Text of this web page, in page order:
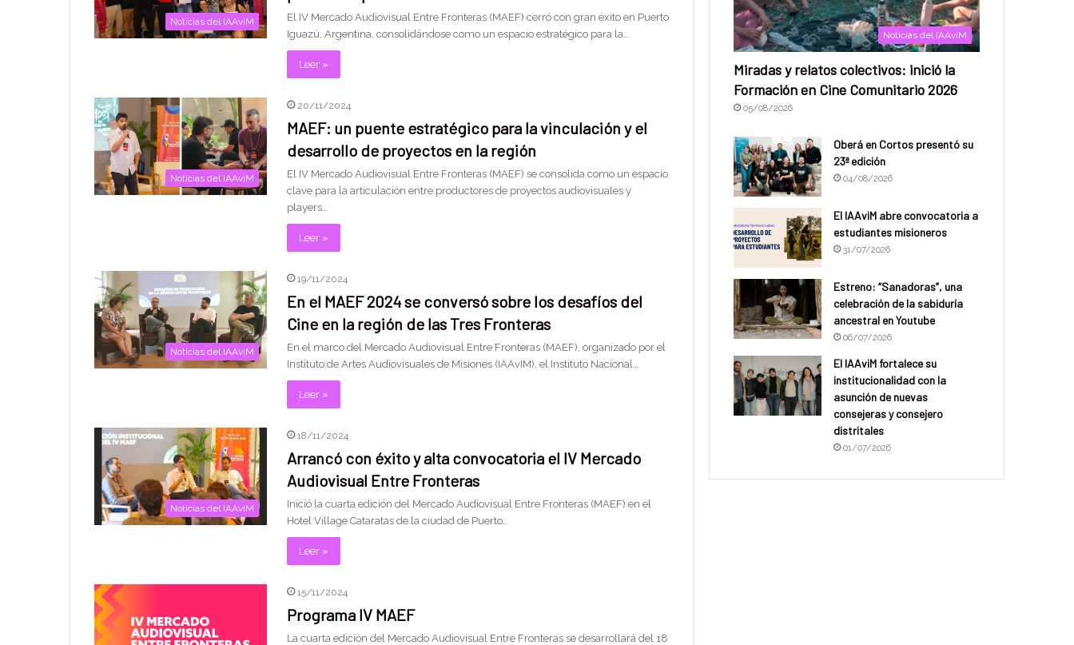
Noticias del IAAviM
El IV Mercado Audiovisual Entre Fronteras (MAEF) cerró con gran éxito en Puerto
Iguazú, Argentina, consolidándose como un espacio estratégico para la…
Leer »
Noticias del IAAviM
20/11/2024
MAEF: un puente estratégico para la vinculación y el
desarrollo de proyectos en la región
El IV Mercado Audiovisual Entre Fronteras (MAEF) se consolida como un espacio
clave para la articulación entre productores de proyectos audiovisuales y
players…
Leer »
Noticias del IAAviM
19/11/2024
En el MAEF 2024 se conversó sobre los desafíos del
Cine en la región de las Tres Fronteras
En el marco del Mercado Audiovisual Entre Fronteras (MAEF), organizado por el
Instituto de Artes Audiovisuales de Misiones (IAAvIM), el Instituto Nacional…
Leer »
Noticias del IAAviM
18/11/2024
Arrancó con éxito y alta convocatoria el IV Mercado
Audiovisual Entre Fronteras
Inició la cuarta edición del Mercado Audiovisual Entre Fronteras (MAEF) en el
Hotel Village Cataratas de la ciudad de Puerto…
Leer »
15/11/2024
Programa IV MAEF
La cuarta edición del Mercado Audiovisual Entre Fronteras se desarrollará del 18
Noticias del IAAviM
Miradas y relatos colectivos: inició la
Formación en Cine Comunitario 2026
05/08/2026
Oberá en Cortos presentó su
23ª edición
04/08/2026
El IAAviM abre convocatoria a
estudiantes misioneros
31/07/2026
Estreno: “Sanadoras”, una
celebración de la sabiduría
ancestral en Youtube
06/07/2026
El IAAviM fortalece su
institucionalidad con la
asunción de nuevas
consejeras y consejero
distritales
01/07/2026